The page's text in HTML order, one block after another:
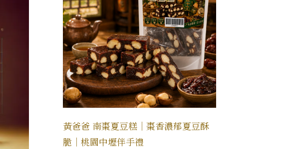
黃爸爸 南棗夏豆糕｜棗香濃郁夏豆酥
脆｜桃園中壢伴手禮